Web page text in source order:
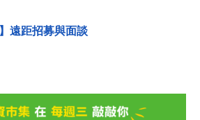
遠距招募與面談